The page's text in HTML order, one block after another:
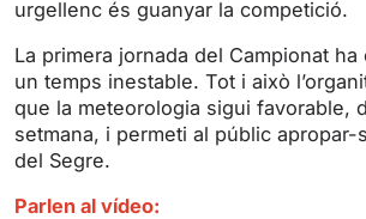
urgellenc és guanyar la competició.
La primera jornada del Campionat ha
un temps inestable. Tot i això
que la meteorologia sigui favorable,
setmana, i permeti al públic apropar-
del Segre.
Parlen al vídeo: